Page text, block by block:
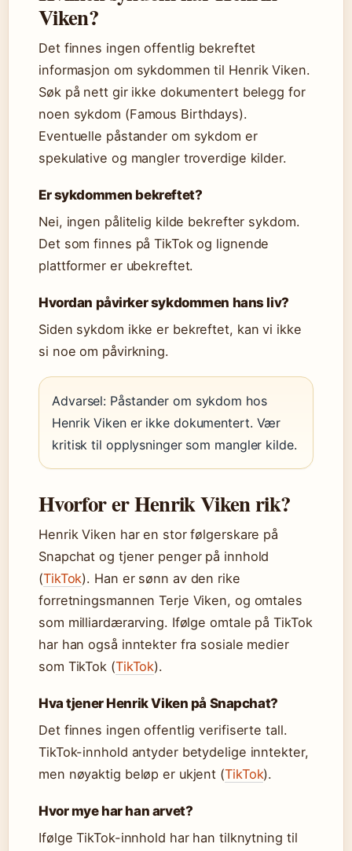
Viken?
Det finnes ingen offentlig bekreftet
informasjon om sykdommen til Henrik Viken.
Søk på nett gir ikke dokumentert belegg for
noen sykdom (Famous Birthdays).
Eventuelle påstander om sykdom er
spekulative og mangler troverdige kilder.
Er sykdommen bekreftet?
Nei, ingen pålitelig kilde bekrefter sykdom.
Det som finnes på TikTok og lignende
plattformer er ubekreftet.
Hvordan påvirker sykdommen hans liv?
Siden sykdom ikke er bekreftet, kan vi ikke
si noe om påvirkning.
Advarsel: Påstander om sykdom hos
Henrik Viken er ikke dokumentert. Vær
kritisk til opplysninger som mangler kilde.
Hvorfor er Henrik Viken rik?
Henrik Viken har en stor følgerskare på
Snapchat og tjener penger på innhold
(TikTok). Han er sønn av den rike
forretningsmannen Terje Viken, og omtales
som milliardærarving. Ifølge omtale på TikTok
har han også inntekter fra sosiale medier
som TikTok (TikTok).
Hva tjener Henrik Viken på Snapchat?
Det finnes ingen offentlig verifiserte tall.
TikTok-innhold antyder betydelige inntekter,
men nøyaktig beløp er ukjent (TikTok).
Hvor mye har han arvet?
Ifølge TikTok-innhold har han tilknytning til